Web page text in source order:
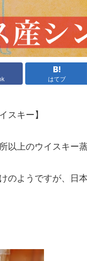
はてブ
スキー】
以上のウイスキー
のようですが、日